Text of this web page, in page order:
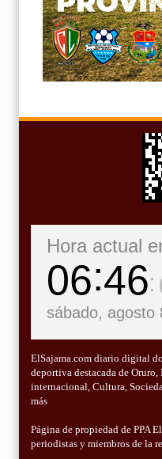
Hora actual
06 46
sábado, agosto
ElSajama.com diario digital
deportiva destacada de
internacional, Cultura,
más
Página de propiedad de PPA
periodistas y miembros de la